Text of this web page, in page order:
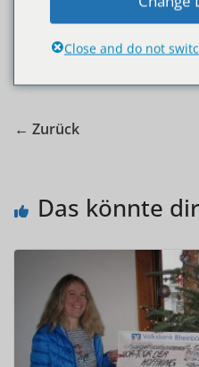
74830-0-
← Zurück
Das könnte
Close and do not